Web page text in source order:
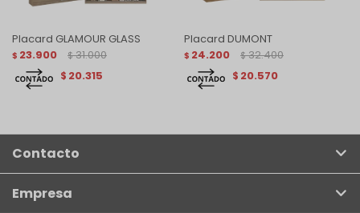
Placard GLAMOUR GLASS
$ 23.900 $ 31.000
$ 20.315
Placard DUMONT
$ 24.200 $ 32.400
$ 20.570
Contacto
Empresa